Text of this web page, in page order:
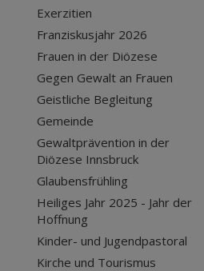
Exerzitien
Franziskusjahr 2026
Frauen in der Diözese
Gegen Gewalt an Frauen
Geistliche Begleitung
Gemeinde
Gewaltprävention in der
Diözese Innsbruck
Glaubensfrühling
Heiliges Jahr 2025 - Jahr der
Hoffnung
Kinder- und Jugendpastoral
Kirche und Tourismus